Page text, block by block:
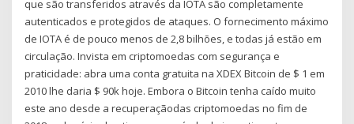
que são transferidos através da IOTA são completamente
autenticados e protegidos de ataques. O fornecimento máximo
de IOTA é de pouco menos de 2,8 bilhões, e todas já estão em
circulação. Invista em criptomoedas com segurança e
praticidade: abra uma conta gratuita na XDEX Bitcoin de $ 1 em
2010 lhe daria $ 90k hoje. Embora o Bitcoin tenha caído muito
este ano desde a recuperaçãodas criptomoedas no fim de